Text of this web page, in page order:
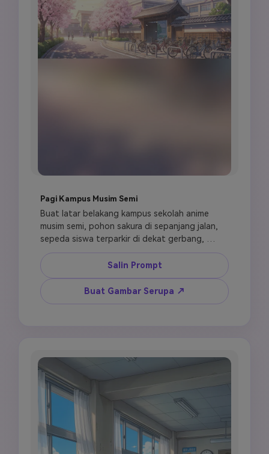
Pagi Kampus Musim Semi
Buat latar belakang kampus sekolah anime
musim semi, pohon sakura di sepanjang jalan,
sepeda siswa terparkir di dekat gerbang,
cahaya pagi yang lembut, suasana semester
baru yang segar, langit pastel, pemandangan
kehidupan sekolah yang bersih dan terperinci,
gaya seni latar belakang, tanpa karakter close-
up.
Salin Prompt
Buat Gambar Serupa ↗